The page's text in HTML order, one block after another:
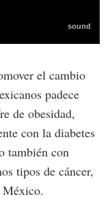
el cambio
padece
de obesidad,
con la diabetes
también con
tipos de cáncer,
México.